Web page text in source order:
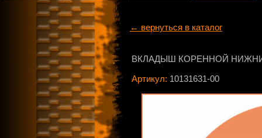
← вернуться в каталог
ВКЛАДЫШ КОРЕННОЙ
Артикул: 10131631-00